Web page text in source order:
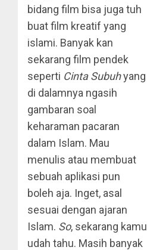
bidang film bisa juga tuh
buat film kreatif yang
islami. Banyak kan
sekarang film pendek
seperti Cinta Subuhyang
di dalamnya ngasih
gambaran soal
keharaman pacaran
dalam Islam. Mau
menulis atau membuat
sebuah aplikasi pun
boleh aja. Inget, asal
sesuai dengan ajaran
Islam. So, sekarang kamu
udah tahu. Masih banyak